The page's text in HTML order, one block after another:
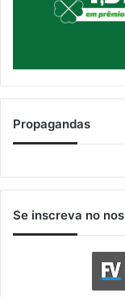
Propagandas
Se inscreva no